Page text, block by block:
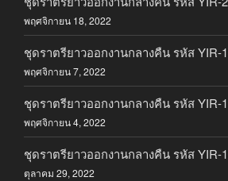
พฤศจิกายน 18, 2022
ชุดราตรียาวออกงานกลางคืน รหัส YIR-
พฤศจิกายน 7, 2022
ชุดราตรียาวออกงานกลางคืน รหัส YIR-
พฤศจิกายน 4, 2022
ชุดราตรียาวออกงานกลางคืน รหัส YIR-
ตุลาคม 29, 2022